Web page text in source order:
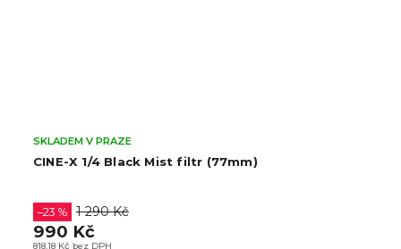
CINE-X MC UV filtr (77mm)
Momentálně nedostupné
412,40 Kč bez DPH
–28 %
499 Kč